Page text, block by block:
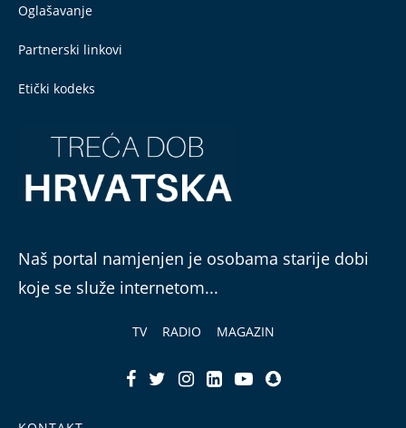
Oglašavanje
Partnerski linkovi
Etički kodeks
Naš portal namjenjen je osobama starije dobi
koje se služe internetom...
TV RADIO MAGAZIN